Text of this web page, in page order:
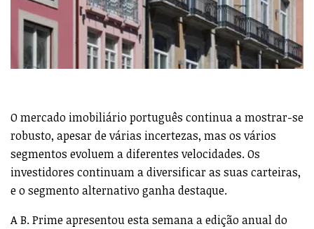
O mercado imobiliário português continua a mostrar-se
robusto, apesar de várias incertezas, mas os vários
segmentos evoluem a diferentes velocidades. Os
investidores continuam a diversificar as suas carteiras,
e o segmento alternativo ganha destaque.
A B. Prime apresentou esta semana a edição anual do